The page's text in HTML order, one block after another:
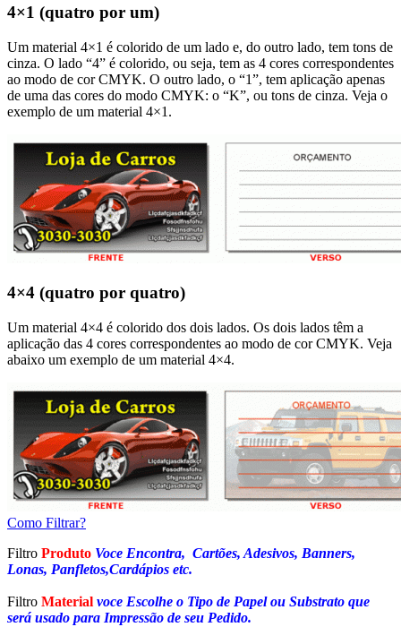
4×1 (quatro por um)
Um material 4×1 é colorido de um lado e, do outro lado, tem tons de
cinza. O lado “4” é colorido, ou seja, tem as 4 cores correspondentes
ao modo de cor CMYK. O outro lado, o “1”, tem aplicação apenas
de uma das cores do modo CMYK: o “K”, ou tons de cinza. Veja o
exemplo de um material 4×1.
4×4 (quatro por quatro)
Um material 4×4 é colorido dos dois lados. Os dois lados têm a
aplicação das 4 cores correspondentes ao modo de cor CMYK. Veja
abaixo um exemplo de um material 4×4.
Como Filtrar?
Filtro Produto Voce Encontra, Cartões, Adesivos, Banners,
Lonas, Panfletos,Cardápios etc.
Filtro Material voce Escolhe o Tipo de Papel ou Substrato que
será usado para Impressão de seu Pedido.